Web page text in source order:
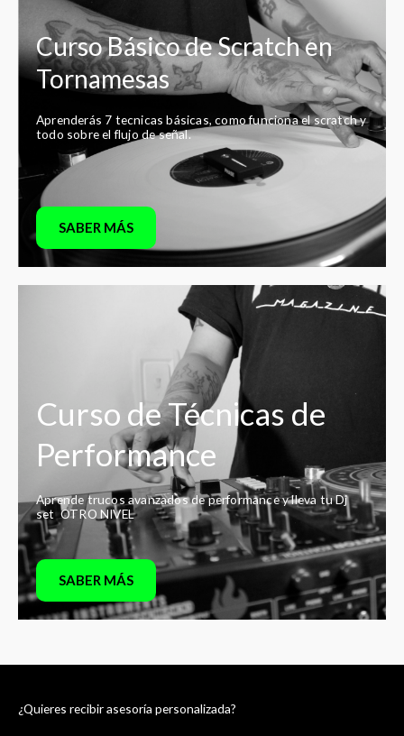
Curso Básico de Scratch en
Tornamesas
Aprenderás 7 tecnicas básicas, como funciona el scratch y
todo sobre el flujo de señal.
SABER MÁS
Curso de Técnicas de
Performance
Aprende trucos avanzados de performance y lleva tu Dj
set OTRO NIVEL
SABER MÁS
¿Quieres recibir asesoría personalizada?